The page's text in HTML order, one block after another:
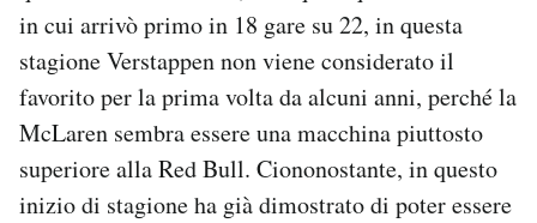
in cui arrivò primo in 18 gare su 22, in questa
stagione Verstappen non viene considerato il
favorito per la prima volta da alcuni anni, perché la
McLaren sembra essere una macchina piuttosto
superiore alla Red Bull. Ciononostante, in questo
inizio di stagione ha già dimostrato di poter essere